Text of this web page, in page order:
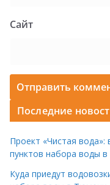
Сайт
Последние
Проект «Чистая вода»:
пунктов набора воды
Куда приедут